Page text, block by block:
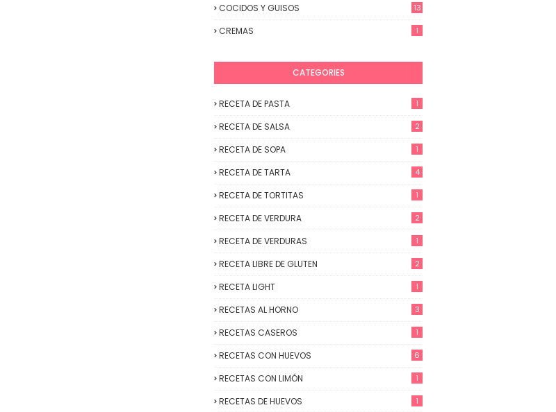
COCIDOS Y GUISOS 13
CREMAS 1
CATEGORIES
RECETA DE PASTA 1
RECETA DE SALSA 2
RECETA DE SOPA 1
RECETA DE TARTA 4
RECETA DE TORTITAS 1
RECETA DE VERDURA 2
RECETA DE VERDURAS 1
RECETA LIBRE DE GLUTEN 2
RECETA LIGHT 1
RECETAS AL HORNO 3
RECETAS CASEROS 1
RECETAS CON HUEVOS 6
RECETAS CON LIMÓN 1
RECETAS DE HUEVOS 1